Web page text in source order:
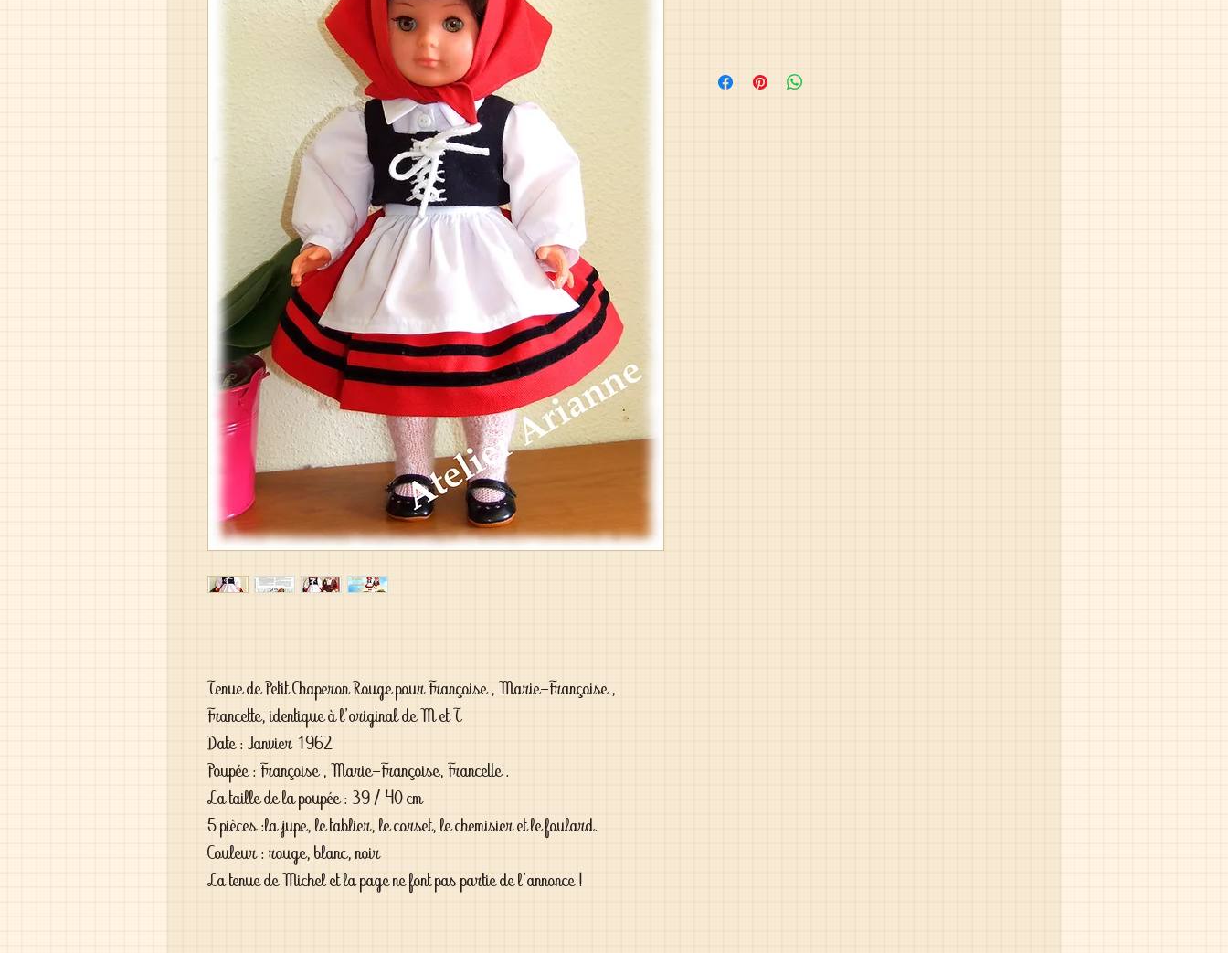
Tenue de Petit Chaperon Rouge pour Françoise , Marie-Françoise ,
Francette, identique à l'original de M et T
Date : Janvier 1962
Poupée : Françoise , Marie-Françoise, Francette .
La taille de la poupée : 39 / 40 cm
5 pièces :la jupe, le tablier, le corset, le chemisier et le foulard.
Couleur : rouge, blanc, noir
La tenue de Michel et la page ne font pas partie de l'annonce !